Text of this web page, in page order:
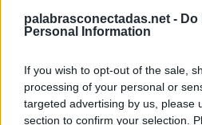
palabrasconectadas.net -
Personal Information
If you wish to opt-out of the sale,
processing of your personal or
targeted advertising by us, please
section to confirm your selection.
Palabras extra:
M
A
L
A
T
E